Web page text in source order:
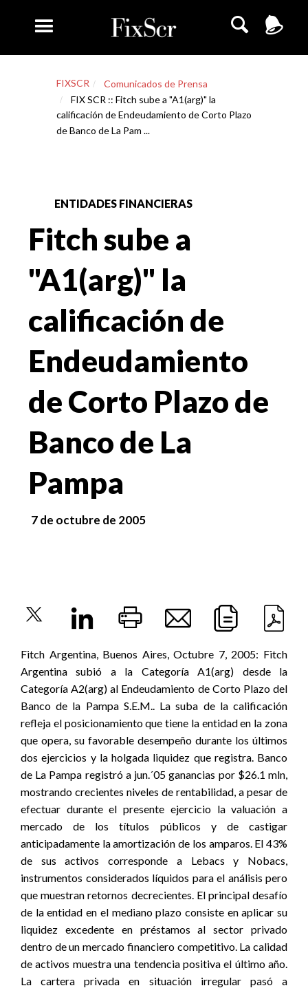
FIXSCR
Comunicados de Prensa
FIX SCR :: Fitch sube a "A1(arg)" la
calificación de Endeudamiento de Corto Plazo
de Banco de La Pam ...
ENTIDADES FINANCIERAS
Fitch sube a
"A1(arg)" la
calificación de
Endeudamiento
de Corto Plazo de
Banco de La
Pampa
7 de octubre de 2005
Fitch Argentina, Buenos Aires, Octubre 7, 2005: Fitch
Argentina subió a la Categoría A1(arg) desde la
Categoría A2(arg) al Endeudamiento de Corto Plazo del
Banco de la Pampa S.E.M.. La suba de la calificación
refleja el posicionamiento que tiene la entidad en la zona
que opera, su favorable desempeño durante los últimos
dos ejercicios y la holgada liquidez que registra. Banco
de La Pampa registró a jun.´05 ganancias por $26.1 mln,
mostrando crecientes niveles de rentabilidad, a pesar de
efectuar durante el presente ejercicio la valuación a
mercado de los títulos públicos y de castigar
anticipadamente la amortización de los amparos. El 43%
de sus activos corresponde a Lebacs y Nobacs,
instrumentos considerados líquidos para el análisis pero
que muestran retornos decrecientes. El principal desafío
de la entidad en el mediano plazo consiste en aplicar su
liquidez excedente en préstamos al sector privado
dentro de un mercado financiero competitivo. La calidad
de activos muestra una tendencia positiva el último año.
La cartera privada en situación irregular pasó a